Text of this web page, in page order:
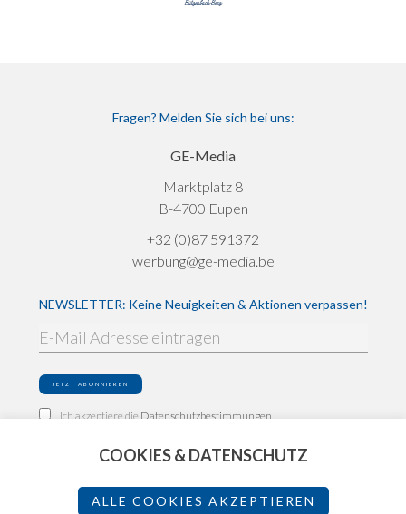
Fragen? Melden Sie sich bei uns:
GE-Media
Marktplatz 8
B-4700 Eupen
+32 (0)87 591372
werbung@ge-media.be
NEWSLETTER: Keine Neuigkeiten & Aktionen verpassen!
Ich akzeptiere die Datenschutzbestimmungen
Impressum
Datenschutz
COOKIES & DATENSCHUTZ
ALLE COOKIES AKZEPTIEREN